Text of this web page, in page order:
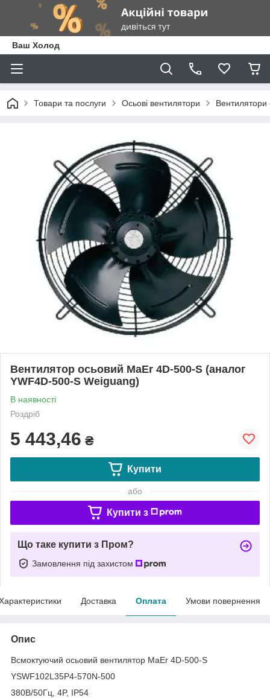
Ваш Холод
Товари та послуги Осьові вентилятори Вентилятори
Вентилятор осьовий MaEr 4D-500-S (аналог
YWF4D-500-S Weiguang)
В наявності
Роздріб
5 443,46 ₴
Купити
або
Купити з
Що таке купити з Пром?
Замовлення під захистом
Доставка Оплата Умови повернення
Опис
Всмоктуючий осьовий вентилятор MaEr 4D-500-S
YSWF102L35P4-570N-500
380В/50Гц, 4P, IP54